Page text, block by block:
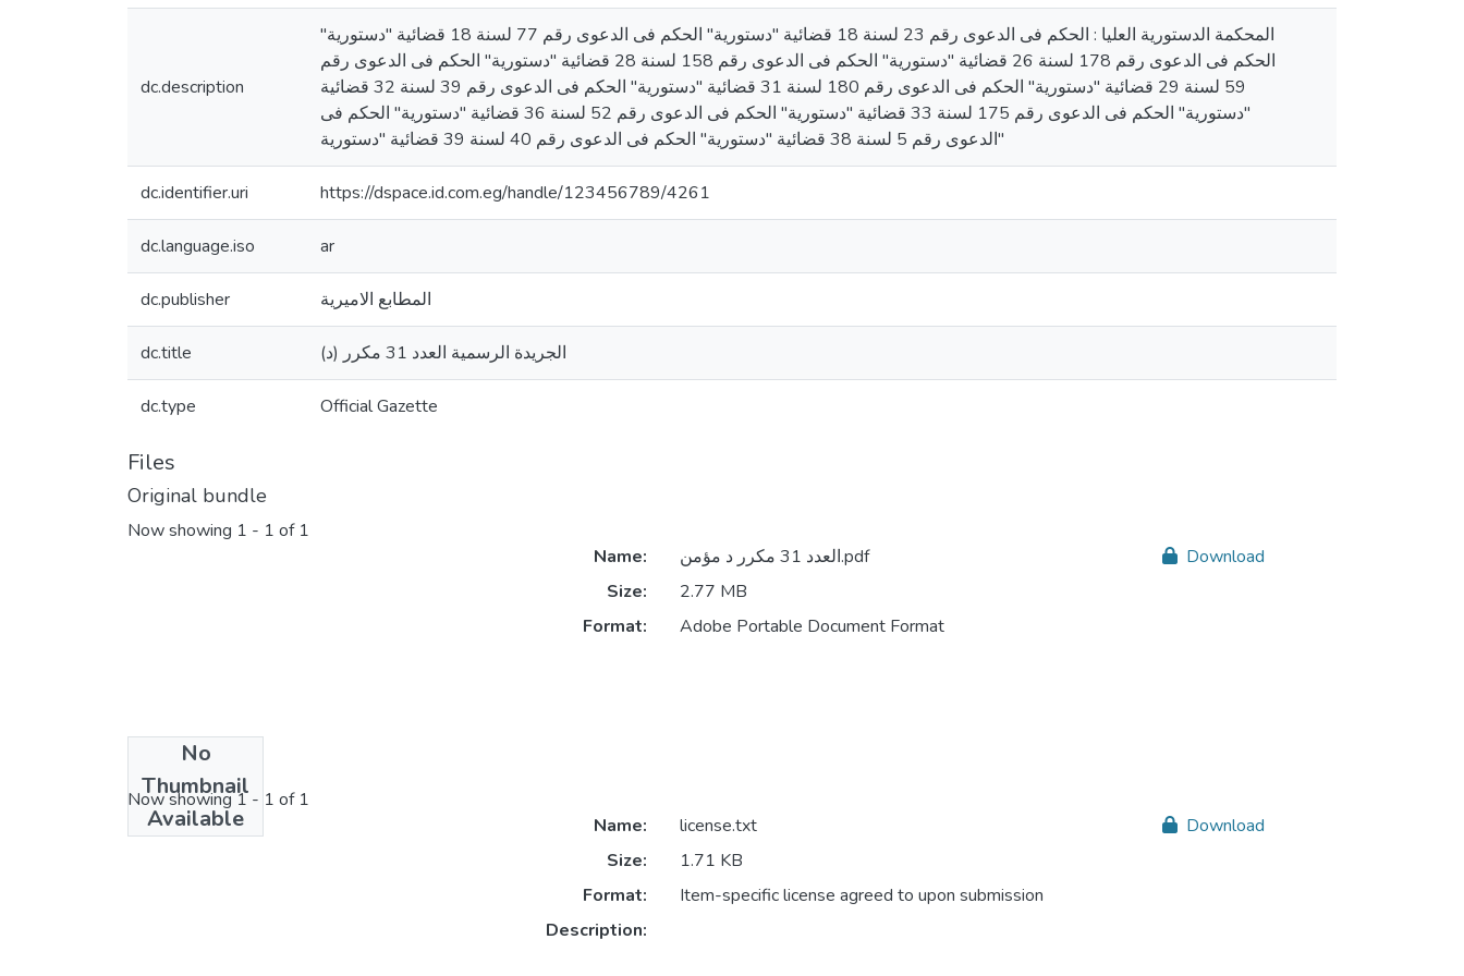
dc.description
المحكمة الدستورية العليا : الحكم فى الدعوى رقم 23 لسنة 18 قضائية "دستورية" الحكم فى الدعوى رقم 77 لسنة 18 قضائية "دستورية"
الحكم فى الدعوى رقم 178 لسنة 26 قضائية "دستورية" الحكم فى الدعوى رقم 158 لسنة 28 قضائية "دستورية" الحكم فى الدعوى رقم
59 لسنة 29 قضائية "دستورية" الحكم فى الدعوى رقم 180 لسنة 31 قضائية "دستورية" الحكم فى الدعوى رقم 39 لسنة 32 قضائية
"دستورية" الحكم فى الدعوى رقم 175 لسنة 33 قضائية "دستورية" الحكم فى الدعوى رقم 52 لسنة 36 قضائية "دستورية" الحكم فى
الدعوى رقم 5 لسنة 38 قضائية "دستورية" الحكم فى الدعوى رقم 40 لسنة 39 قضائية "دستورية"
dc.identifier.uri https://dspace.id.com.eg/handle/123456789/4261
dc.language.iso ar
dc.publisher المطابع الاميرية
dc.title الجريدة الرسمية العدد 31 مكرر (د)
dc.type Official Gazette
Files
Original bundle
Now showing 1 - 1 of 1
No
Thumbnail
Available
Name:
العدد 31 مكرر د مؤمن.pdf
Size:
2.77 MB
Format:
Adobe Portable Document Format
Download
License bundle
Now showing1 - 1 of 1
Name:
license.txt
Size:
1.71 KB
Format:
Item-specific license agreed to upon submission
Description:
Download